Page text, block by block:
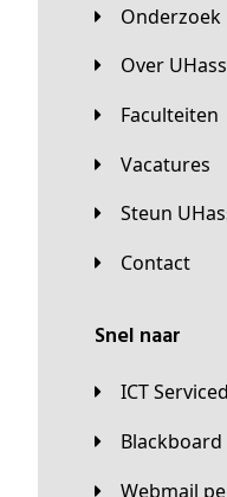
Onderzoek
Over
Faculteiten
Vacatures
Steun
Contact
Snel naar
ICT
Blackboard
Webmail